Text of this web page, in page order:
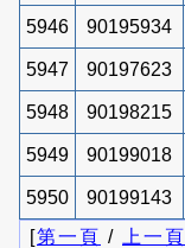
5946 90195934
5947 90197623
5948 90198215
5949 90199018
5950 90199143
[第一頁 / 上一頁